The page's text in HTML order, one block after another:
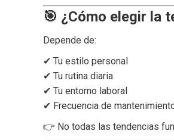
🎯 ¿Cómo elegir la
Depende de:
✔ Tu estilo personal
✔ Tu rutina diaria
✔ Tu entorno laboral
✔ Frecuencia de
👉 No todas las tendencias